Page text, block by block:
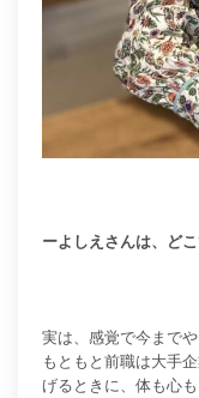
ーよしえさんは、ど
実は、感覚で今までや
もともと前職は大手
げるときに、体も心